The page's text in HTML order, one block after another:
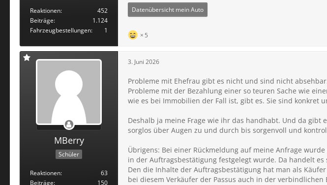
Reaktionen
452
Beiträge
1.124
Fahrzeugbestellungen
1
Datenübersicht mein Auto
5
MBerry
Schüler
Reaktionen
63
Beiträge
150
3. Juni 2026
Probleme mit Ehefrau gibt es nicht und sind nicht
Probleme mit der Bezahlung einer so teuren Sache wie
wie es bei Immobilien der Fall ist, gibt es. Sie sind konkret
Deshalb ja meine Frage wie ihr das handhabt. Und da gibt
sorglos über Augen zu und durch bis sorgenvoll und
Übrigens: Bei einer Rückmeldung auf meine Anfrage
in der Auftragsbestätigung festgelegt wurde. Da handelt
Den die Inhalte der Auftragsbestätigung hat man als
bei diesem Verkäufer der Passus auch in der verbindlichen